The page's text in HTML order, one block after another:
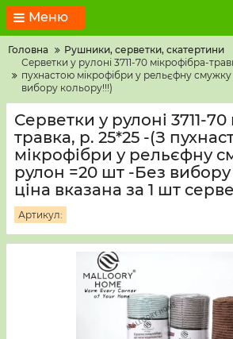
Меню
Головна
Рушники, серветки, скатертини
Серветки у рулоні 3711-70 мікрофібра-
пухнастою мікрофібри у рельєфну
вибору кольору!!!)
Серветки у рулоні 3711-
травка, р. 25*25 -(З
мікрофібри у рельєфну
рулон =20 шт -Без вибору
ціна вказана за 1 шт
Артикул: